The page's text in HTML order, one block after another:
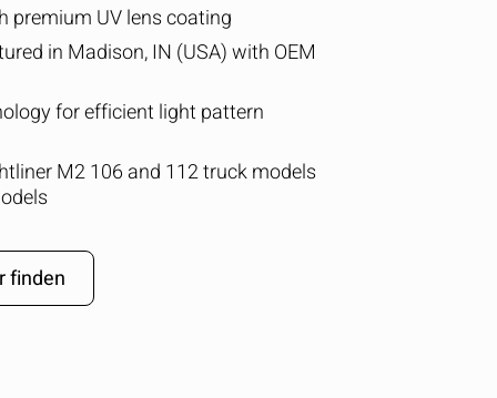
premium UV lens coating
in Madison, IN (USA) with OEM
for efficient light pattern
M2 106 and 112 truck models
finden